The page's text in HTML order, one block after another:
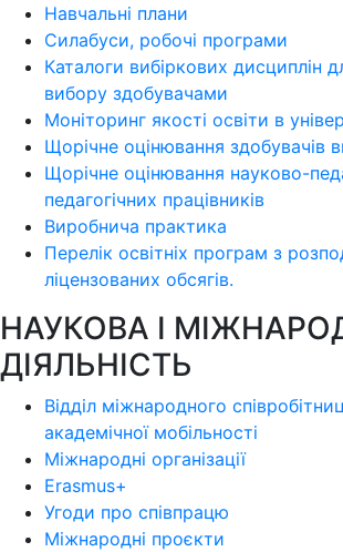
Навчальні плани
Силабуси, робочі програми
Каталоги вибіркових дисциплін
вибору здобувачами
Моніторинг якості освіти в
Щорічне оцінювання здобувачів
Щорічне оцінювання науково-
педагогічних працівників
Виробнича практика
Перелік освітніх програм з
ліцензoваних oбсягів.
НАУКОВА І
ДІЯЛЬНІСТЬ
Відділ міжнародного
академічної мобільності
Міжнародні організації
Erasmus+
Угоди про співпрацю
Міжнародні проєкти